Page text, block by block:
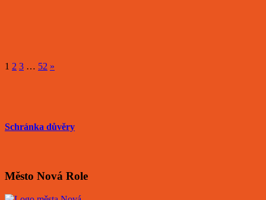
1 2 3 … 52 »
Schránka důvěry
Město Nová Role